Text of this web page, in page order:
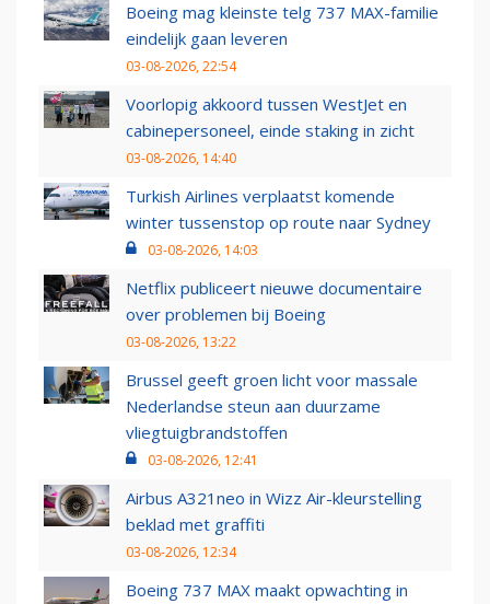
Boeing mag kleinste telg 737 MAX-familie
eindelijk gaan leveren
03-08-2026, 22:54
Voorlopig akkoord tussen WestJet en
cabinepersoneel, einde staking in zicht
03-08-2026, 14:40
Turkish Airlines verplaatst komende
winter tussenstop op route naar Sydney
03-08-2026, 14:03
Netflix publiceert nieuwe documentaire
over problemen bij Boeing
03-08-2026, 13:22
Brussel geeft groen licht voor massale
Nederlandse steun aan duurzame
vliegtuigbrandstoffen
03-08-2026, 12:41
Airbus A321neo in Wizz Air-kleurstelling
beklad met graffiti
03-08-2026, 12:34
Boeing 737 MAX maakt opwachting in